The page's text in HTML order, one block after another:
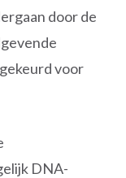
door de
voor
DNA-